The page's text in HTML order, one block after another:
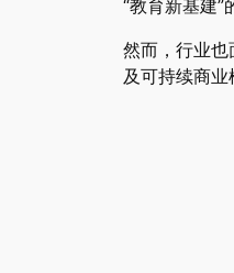
“教育新基建
然而，行业
及可持续商业